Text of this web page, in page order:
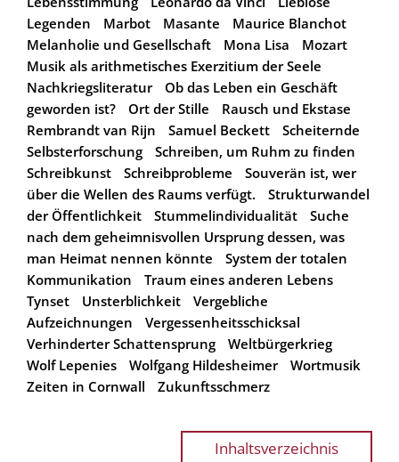
Legenden
Marbot Masante
Maurice Blanchot
Melanholie und Gesellschaft
Mona Lisa
Mozart
Musik als arithmetisches Exerzitium der Seele
Nachkriegsliteratur
Ob das Leben ein Geschäft
geworden ist?
Ort der Stille
Rausch und Ekstase
Rembrandt van Rijn
Samuel Beckett
Scheiternde
Selbsterforschung
Schreiben, um Ruhm zu finden
Schreibkunst
Schreibprobleme
Souverän ist, wer
über die Wellen des Raums verfügt.
Strukturwandel
der Öffentlichkeit
Stummelindividualität
Suche
nach dem geheimnisvollen Ursprung dessen, was
man Heimat nennen könnte
System der totalen
Kommunikation
Traum eines anderen Lebens
Tynset
Unsterblichkeit
Vergebliche
Aufzeichnungen
Vergessenheitsschicksal
Verhinderter Schattensprung
Weltbürgerkrieg
Wolf Lepenies
Wolfgang Hildesheimer
Wortmusik
Zeiten in Cornwall
Zukunftsschmerz
Inhaltsverzeichnis